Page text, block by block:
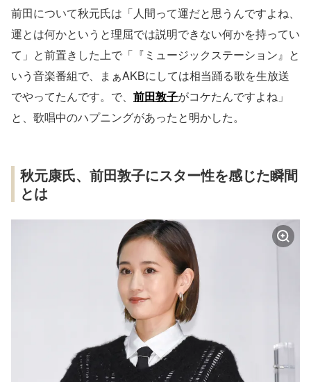
前田について秋元氏は「人間って運だと思うんですよね、
運とは何かというと理屈では説明できない何かを持ってい
て」と前置きした上で「『ミュージックステーション』と
いう音楽番組で、まぁAKBにしては相当踊る歌を生放送
でやってたんです。で、 前田敦子がコケたんですよね」
と、歌唱中のハプニングがあったと明かした。
秋元康氏、前田敦子にスター性を感じた瞬間
とは